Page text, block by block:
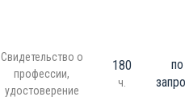
Свидетельство о
профессии,
удостоверение
180
ч.
по